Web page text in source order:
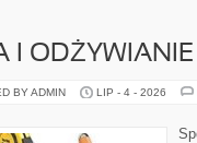
I ODŻYWIANIE
BY ADMIN LIP - 4 - 2026